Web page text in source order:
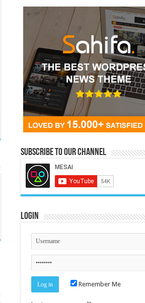
Subscribe to our Channel
Login
Remember Me